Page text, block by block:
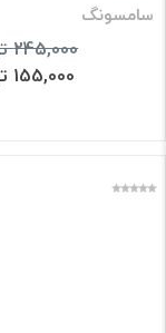
سامسونگ
245,000 تومان
155,000 تومان